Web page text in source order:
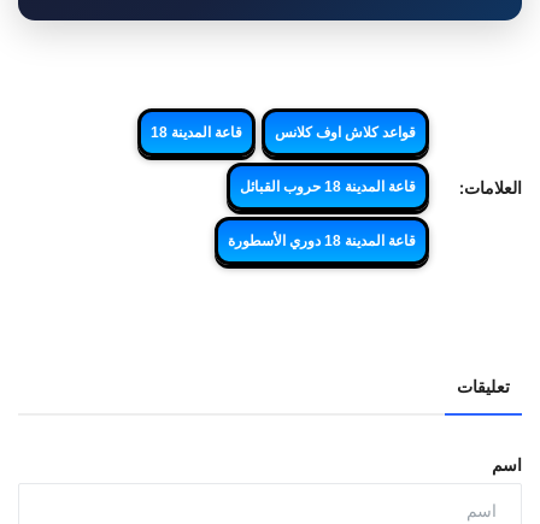
العلامات:
قواعد كلاش اوف كلانس قاعة المدينة 18
قاعة المدينة 18 حروب القبائل
قاعة المدينة 18 دوري الأسطورة
تعليقات
اسم